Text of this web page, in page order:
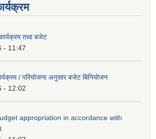
तथा बजेट
- 11:47
/ परियोजना अनुसार बजेट बिनियोजन
- 12:02
appropriation in accordance with